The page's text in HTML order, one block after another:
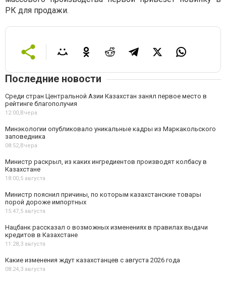
РК для продажи.
Последние новости
Среди стран Центральной Азии Казахстан занял первое место в
рейтинге благополучия
12:00, Вчера
Минэкологии опубликовало уникальные кадры из Маркакольского
заповедника
08:52, Вчера
Министр раскрыл, из каких ингредиентов производят колбасу в
Казахстане
18:00,5 августа
Министр пояснил причины, по которым казахстанские товары
порой дороже импортных
15:47,5 августа
Нацбанк рассказал о возможных изменениях в правилах выдачи
кредитов в Казахстане
11:28,3 августа
Какие изменения ждут казахстанцев с августа 2026 года
08:24,3 августа